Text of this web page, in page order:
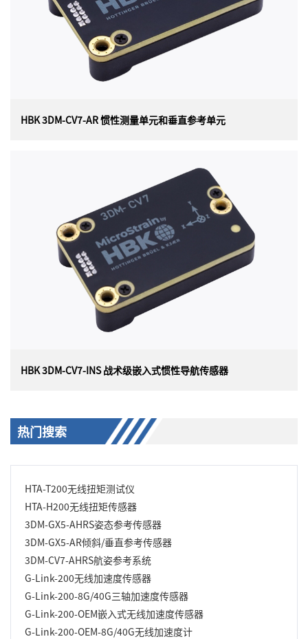
装并提供战术级性能。每个3DM-CV7-AHRS传感器均经过
单独校准，可在各种操作条件下实现最佳性能。
HBK 3DM-CV7-AR 惯性测量单元和垂直参考单元
HBK 3DM-CV7-AR 惯性测量单元和垂直参考单元
美国 HBK（原 Lord）MicroStrain 3DM-CV7-AR 惯性测量
单元 (IMU) 和垂直参考单元 (VRU) 以迄今为止最小、最轻
的 OEM 封装提供战术级性能。每个 3DM-CV7-AR 传感器
均经过单独校准，可在各种操作条件下实现最佳性能。
HBK 3DM-CV7-INS 战术级嵌入式惯性导航传感器
HBK 3DM-CV7-INS 战术级嵌入式惯性导航传感器
术级嵌入式惯性导航系统传感器，具有外部位置和速度输
的扩展卡尔曼滤波器、尖端的定向算法、先进的时间管理
和事件触发系统。
热门搜索
HTA-T200无线扭矩测试仪
HTA-H200无线扭矩传感器
3DM-GX5-AHRS姿态参考传感器
3DM-GX5-AR倾斜/垂直参考传感器
3DM-CV7-AHRS航姿参考系统
G-Link-200无线加速度传感器
G-Link-200-8G/40G三轴加速度传感器
G-Link-200-OEM嵌入式无线加速度传感器
G-Link-200-OEM-8G/40G无线加速度计